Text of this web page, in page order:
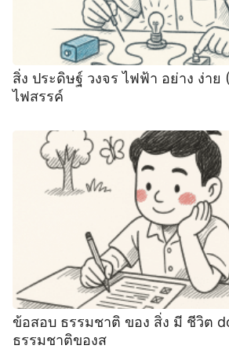
สิ่ง ประดิษฐ์ วงจร ไฟฟ้า อย่าง ง่าย
ไฟสรรค์
ข้อสอบ ธรรมชาติ ของ สิ่ง มี ชีวิต
ธรรมชาติของส